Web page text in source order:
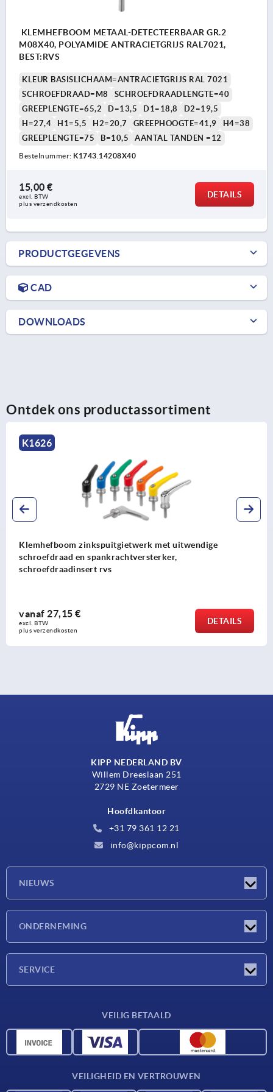
KLEMHEFBOOM METAAL-DETECTEERBAAR GR.2
M08X40, POLYAMIDE ANTRACIETGRIJS RAL7021,
BEST:RVS
KLEUR BASISLICHAAM=ANTRACIETGRIJS RAL 7021
SCHROEFDRAAD=M8
SCHROEFDRAADLENGTE=40
GREEPLENGTE=65,2
D=13,5 D1=18,8
D2=19,5
H=27,4
H1=5,5 H2=20,7 GREEPHOOGTE=41,9
H4=38
GREEPLENGTE=75
B=10,5 AANTAL TANDEN =12
Bestelnummer: K1743.14208X40
15,00 €
excl. BTW
plus verzendkosten
DETAILS
PRODUCTGEGEVENS
CAD
DOWNLOADS
Ontdek ons productassortiment
K1626
Klemhefboom zinkspuitgietwerk met uitwendige
schroefdraad en spankrachtversterker,
schroefdraadinsert rvs
vanaf 27,15 €
excl. BTW
plus verzendkosten
DETAILS
KIPP NEDERLAND BV
Willem Dreeslaan 251
2729 NE Zoetermeer
Hoofdkantoor
+31 79 361 12 21
info@kippcom.nl
NIEUWS
ONDERNEMING
SERVICE
CAD-gegevens
VEILIG BETAALD
VEILIGHEID EN VERTROUWEN